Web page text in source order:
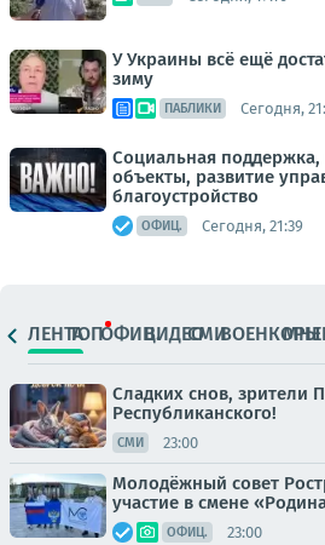
У Украины всё ещё
зиму
ПАБЛИКИ Сегодня,
Социальная
объекты, развитие
благоустройство
ОФИЦ. Сегодня, 21:39
ЛЕНТАТОПОФИЦ.ВИДЕОСМИВОЕНКОРЫ
Сладких снов, зрители
Республиканского!
СМИ 23:00
Молодёжный совет
участие в смене
ОФИЦ. 23:00